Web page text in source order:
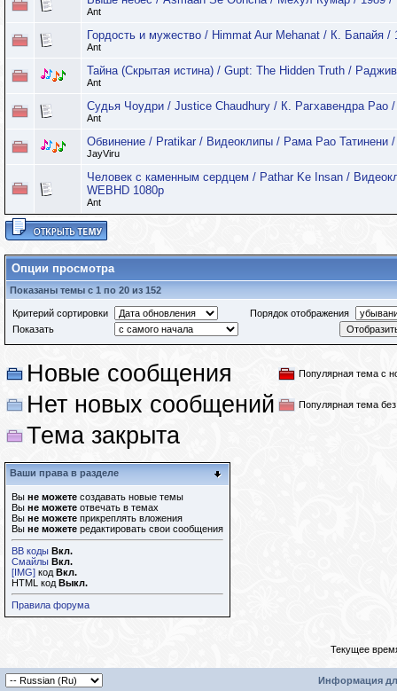
Ant
Гордость и мужество / Himmat Aur Mehanat / К. Бапайя /
Ant
Тайна (Скрытая истина) / Gupt: The Hidden Truth /
Ant
Судья Чоудри / Justice Chaudhury / К. Рагхавендра Рао
Ant
Обвинение / Pratikar / Видеоклипы / Рама Рао Татинени
JayViru
Человек с каменным сердцем / Pathar Ke Insan /
WEBHD 1080p
Ant
Опции просмотра
Показаны темы с 1 по 20 из 152
Критерий сортировки
Порядок отображения
Показать
Новые сообщения Популярная тема с
Нет новых сообщений Популярная тема
Тема закрыта
Ваши права в разделе
Вы не можете создавать новые темы
Вы не можете отвечать в темах
Вы не можете прикреплять вложения
Вы не можете редактировать свои сообщения
BB коды Вкл.
Смайлы Вкл.
[IMG] код Вкл.
HTML код Выкл.
Правила форума
Текущее
Информация